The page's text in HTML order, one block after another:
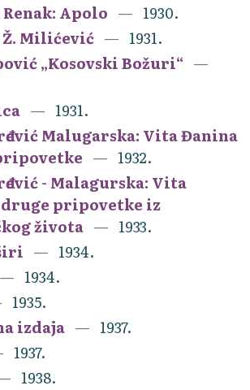
Apolo
1930.
Ž. Milićević
1931.
„Kosovski Božuri“
1931.
Malugarska: Vita Đanina
1932.
- Malagurska: Vita
pripovetke iz
života
1933.
1934.
1934.
1935.
izdaja
1937.
1937.
1938.